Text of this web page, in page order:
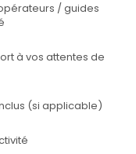
/ guides
à vos attentes de
(si applicable)